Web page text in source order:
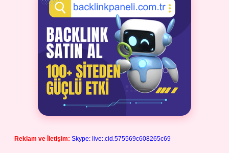
Reklam ve İletişim: Skype: live:.cid.575569c608265c69